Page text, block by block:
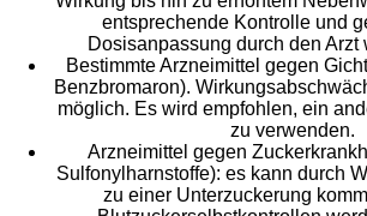
entsprechende Kontrolle und
Dosisanpassung durch den Arzt
Bestimmte Arzneimittel gegen
Benzbromaron).
möglich. Es wird empfohlen, ein
zu verwenden.
Arzneimittel gegen
Sulfonylharnstoffe): es kann durch
zu einer Unterzuckerung